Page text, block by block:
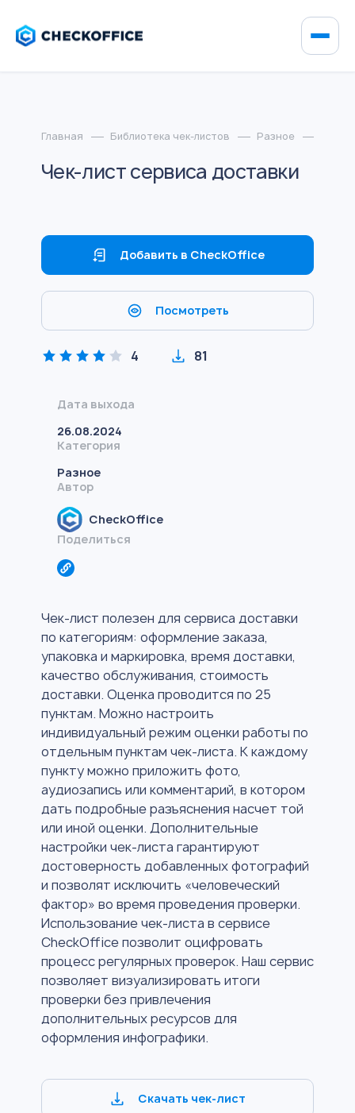
Главная Библиотека чек-листов Разное
Чек-лист сервиса доставки
Добавить в CheckOffice
Посмотреть
4 81
Дата выхода
26.08.2024
Категория
Разное
Автор
CheckOffice
Поделиться
Чек-лист полезен для сервиса доставки
по категориям: оформление заказа,
упаковка и маркировка, время доставки,
качество обслуживания, стоимость
доставки. Оценка проводится по 25
пунктам. Можно настроить
индивидуальный режим оценки работы по
отдельным пунктам чек-листа. К каждому
пункту можно приложить фото,
аудиозапись или комментарий, в котором
дать подробные разъяснения насчет той
или иной оценки. Дополнительные
настройки чек-листа гарантируют
достоверность добавленных фотографий
и позволят исключить «человеческий
фактор» во время проведения проверки.
Использование чек-листа в сервисе
CheckOffice позволит оцифровать
процесс регулярных проверок. Наш сервис
позволяет визуализировать итоги
проверки без привлечения
дополнительных ресурсов для
оформления инфографики.
Скачать чек-лист